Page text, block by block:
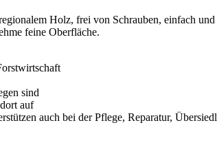
Holz, frei von Schrauben, einfach
feine Oberfläche.
sind
auf
auch bei der Pflege, Reparatur,